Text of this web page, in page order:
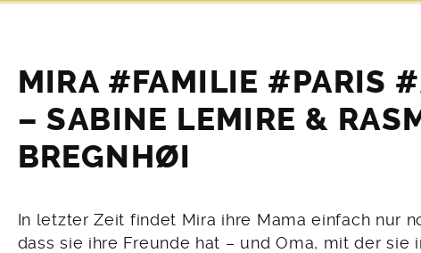
MIRA #FAMILIE #PARIS
– SABINE LEMIRE &
BREGNHØI
In letzter Zeit findet Mira ihre Mama einfach nur
dass sie ihre Freunde hat – und Oma, mit der sie